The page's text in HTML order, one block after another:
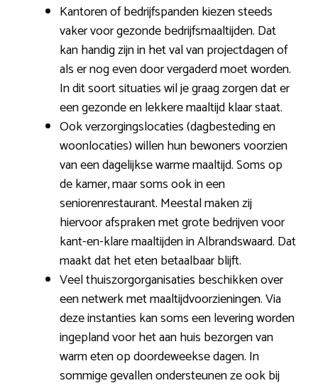
Kantoren of bedrijfspanden kiezen steeds
vaker voor gezonde bedrijfsmaaltijden. Dat
kan handig zijn in het val van projectdagen of
als er nog even door vergaderd moet worden.
In dit soort situaties wil je graag zorgen dat er
een gezonde en lekkere maaltijd klaar staat.
Ook verzorgingslocaties (dagbesteding en
woonlocaties) willen hun bewoners voorzien
van een dagelijkse warme maaltijd. Soms op
de kamer, maar soms ook in een
seniorenrestaurant. Meestal maken zij
hiervoor afspraken met grote bedrijven voor
kant-en-klare maaltijden in Albrandswaard. Dat
maakt dat het eten betaalbaar blijft.
Veel thuiszorgorganisaties beschikken over
een netwerk met maaltijdvoorzieningen. Via
deze instanties kan soms een levering worden
ingepland voor het aan huis bezorgen van
warm eten op doordeweekse dagen. In
sommige gevallen ondersteunen ze ook bij